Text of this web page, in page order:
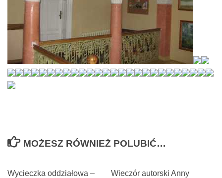
MOŻESZ RÓWNIEŻ POLUBIĆ…
Wycieczka oddziałowa –
Wieczór autorski Anny